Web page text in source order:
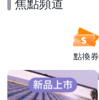
點換券